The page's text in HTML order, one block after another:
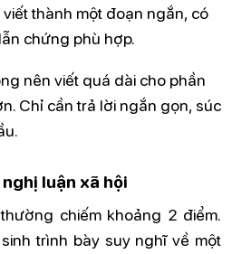
thành một đoạn ngắn, có
chứng phù hợp.
nên viết quá dài cho phần
Chỉ cần trả lời ngắn gọn, súc
luận xã hội
chiếm khoảng 2 điểm.
trình bày suy nghĩ về một